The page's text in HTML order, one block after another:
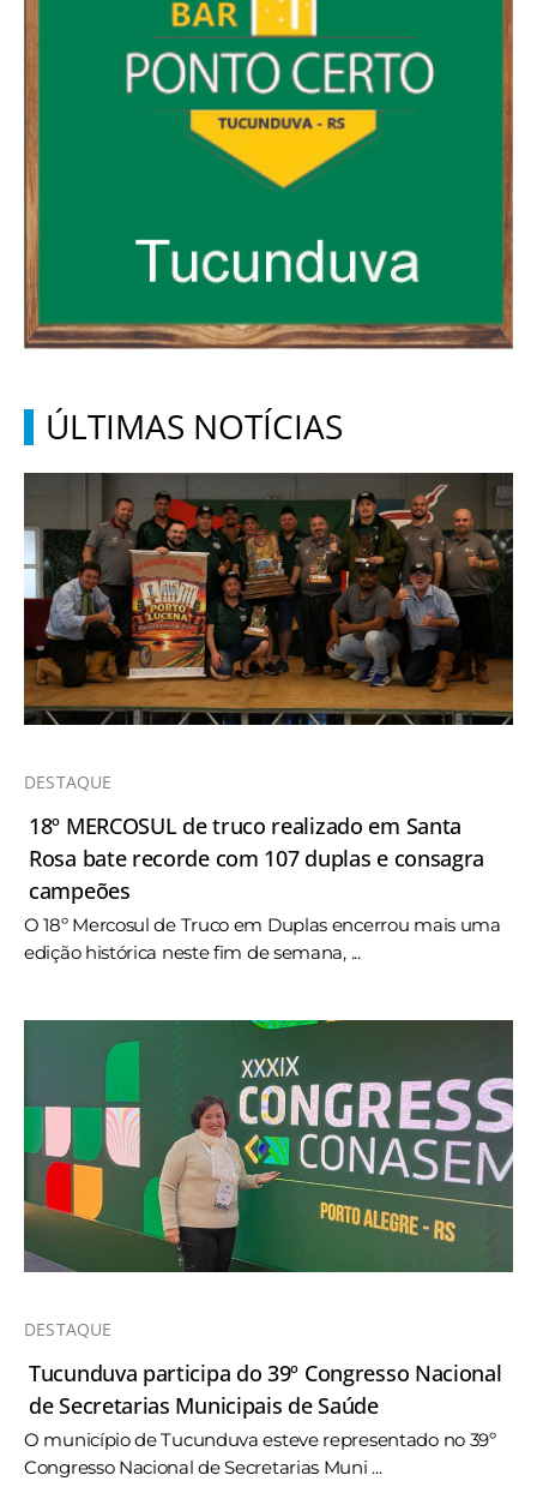
ÚLTIMAS NOTÍCIAS
DESTAQUE
18º MERCOSUL de truco realizado em Santa
Rosa bate recorde com 107 duplas e consagra
campeões
O 18º Mercosul de Truco em Duplas encerrou mais uma
edição histórica neste fim de semana, ...
DESTAQUE
Tucunduva participa do 39º Congresso Nacional
de Secretarias Municipais de Saúde
O município de Tucunduva esteve representado no 39º
Congresso Nacional de Secretarias Muni ...